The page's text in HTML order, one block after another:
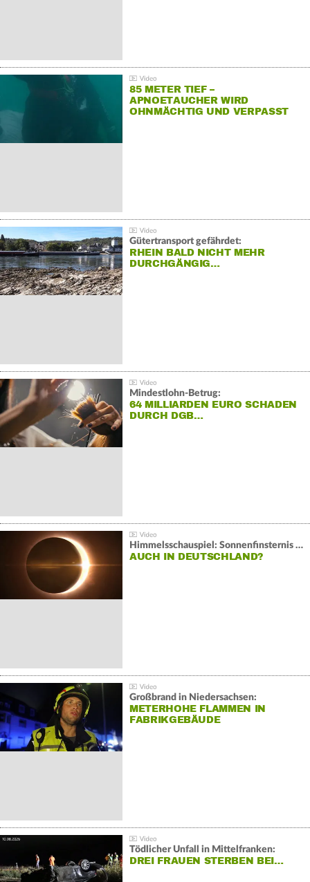
85 METER TIEF –
APNOETAUCHER WIRD
OHNMÄCHTIG UND VERPASST
Gütertransport gefährdet:
RHEIN BALD NICHT MEHR
DURCHGÄNGIG…
Mindestlohn-Betrug:
64 MILLIARDEN EURO SCHADEN
DURCH DGB…
Himmelsschauspiel: Sonnenfinsternis über Spanien
AUCH IN DEUTSCHLAND?
Großbrand in Niedersachsen:
METERHOHE FLAMMEN IN
FABRIKGEBÄUDE
Tödlicher Unfall in Mittelfranken:
DREI FRAUEN STERBEN BEI…